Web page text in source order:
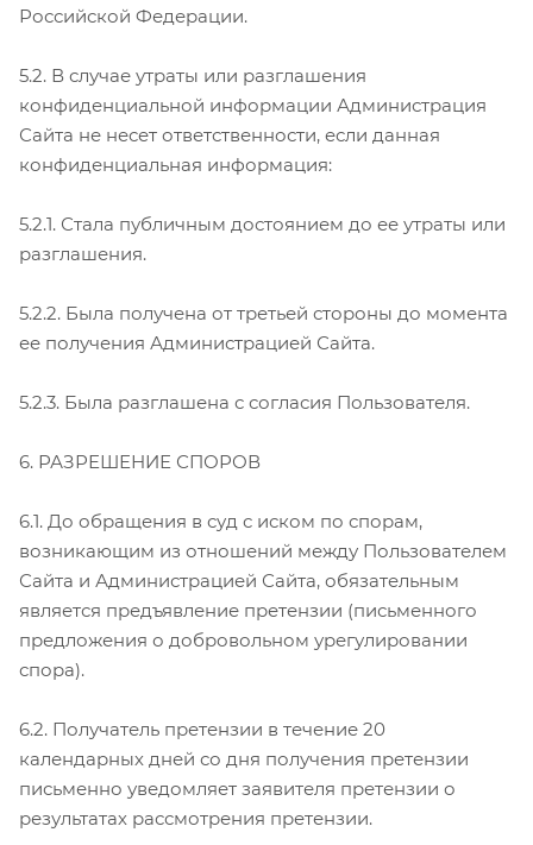
Российской Федерации.
5.2. В случае утраты или разглашения
конфиденциальной информации Администрация
Сайта не несет ответственности, если данная
конфиденциальная информация:
5.2.1. Стала публичным достоянием до ее утраты или
разглашения.
5.2.2. Была получена от третьей стороны до момента
ее получения Администрацией Сайта.
5.2.3. Была разглашена с согласия Пользователя.
6. РАЗРЕШЕНИЕ СПОРОВ
6.1. До обращения в суд с иском по спорам,
возникающим из отношений между Пользователем
Сайта и Администрацией Сайта, обязательным
является предъявление претензии (письменного
предложения о добровольном урегулировании
спора).
6.2. Получатель претензии в течение 20
календарных дней со дня получения претензии
письменно уведомляет заявителя претензии о
результатах рассмотрения претензии.